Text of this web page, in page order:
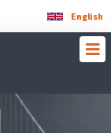
English